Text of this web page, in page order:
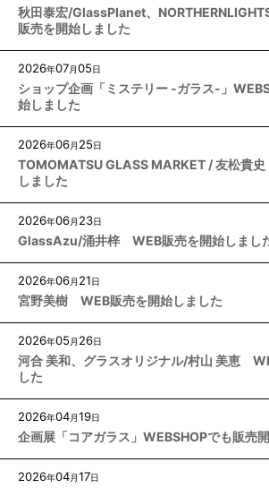
秋田泰宏/GlassPlanet、
販売を開始しました
2026年07月05日
ショップ企画「ミステリー -ガラス-」
始しました
2026年06月 25日
TOMOMATSU GLASS MARKET / 友松貴
しました
2026年06月 23日
GlassAzu/涌井梓 WEB販売を開始しまし
2026年06月 21日
宮野美樹 WEB販売を開始しました
2026年05 月 26日
河合 美和、グラスオリジナル/村山 美恵
した
2026年04月19日
企画展「コアガラス」WEBSHOPでも販売
2026年04月17日